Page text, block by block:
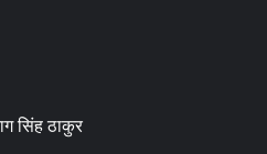
सिंह ठाकुर